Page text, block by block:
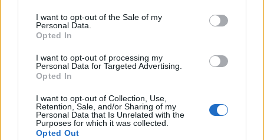
I want to opt-out of the Sale of my
Personal Data.
Opted In
I want to opt-out of processing my
Personal Data for Targeted Advertising.
Opted In
I want to opt-out of Collection, Use,
Retention, Sale, and/or Sharing of my
Personal Data that Is Unrelated with the
Purposes for which it was collected.
Opted Out